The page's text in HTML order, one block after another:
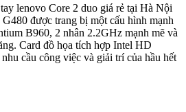
lenovo Core 2 duo giá rẻ tại Hà Nội
được trang bị một cấu hình mạnh
B960, 2 nhân 2.2GHz mạnh mẽ và
Card đồ họa tích hợp Intel HD
cầu công việc và giải trí của hầu hết